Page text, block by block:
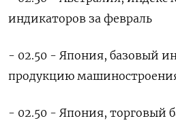
индикаторов за февраль
- 02.50 - Япония, базовый
продукцию
- 02.50 - Япония, торговый